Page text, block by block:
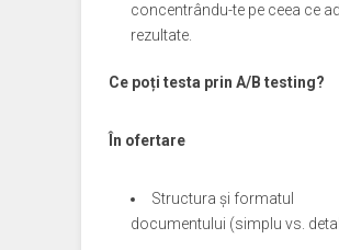
concentrându-te pe ceea ce
rezultate.
Ce poți testa prin A/B testing?
În ofertare
Structura și formatul
documentului (simplu vs.